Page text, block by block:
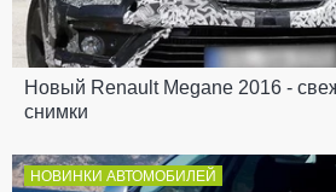
Новый Renault Megane 2016 -
снимки
НОВИНКИ АВТОМОБИЛЕЙ